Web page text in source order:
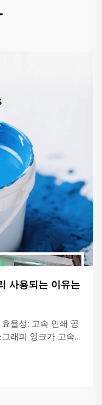
사용되는 이유는
율성: 고속 인쇄 공
래피 잉크가 고속
르게 마르기 때문